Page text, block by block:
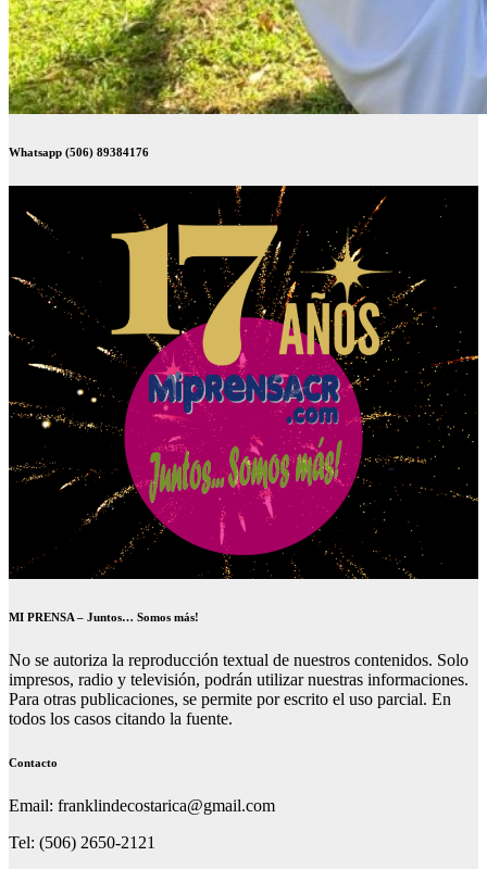
Whatsapp (506) 89384176
MI PRENSA – Juntos… Somos más!
No se autoriza la reproducción textual de nuestros contenidos. Solo
impresos, radio y televisión, podrán utilizar nuestras informaciones.
Para otras publicaciones, se permite por escrito el uso parcial. En
todos los casos citando la fuente.
Contacto
Email: franklindecostarica@gmail.com
Tel: (506) 2650-2121